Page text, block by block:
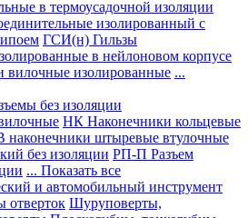
в термоусадочной изоляции
изолированный с
ГСИ(н) Гильзы
в нейлоновом корпусе
изолированные ...
без изоляции
НК Наконечники кольцевые
штыревые втулочные
без изоляции РП-П Разъем
... Показать все
и автомобильный инструмент
отверток Шуруповерты,